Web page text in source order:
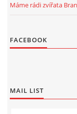
Máme rádi zvířata
FACEBOOK
MAIL LIST